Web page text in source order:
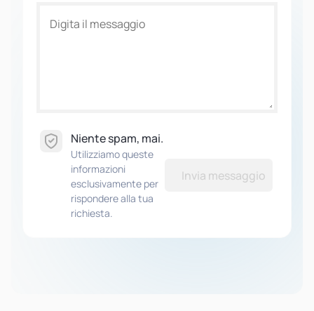
Niente spam, mai.
Utilizziamo queste
informazioni
esclusivamente per
rispondere alla tua
richiesta.
Invia messaggio